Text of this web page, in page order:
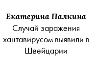
Екатерина Палкина
Случай заражения
хантавирусом выявили в
Швейцарии